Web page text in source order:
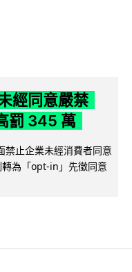
經同意嚴禁
罰 345 萬
禁止企業未經消費者同意
為「opt-in」先徵同意